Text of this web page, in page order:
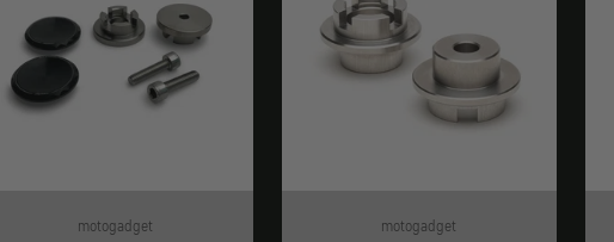
motogadget motogadget